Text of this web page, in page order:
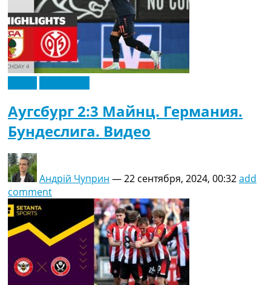
Аугсбург 2:3 Майнц. Германия.
Бундеслига. Видео
Андрій Чуприн —22 сентября, 2024, 00:32add
comment